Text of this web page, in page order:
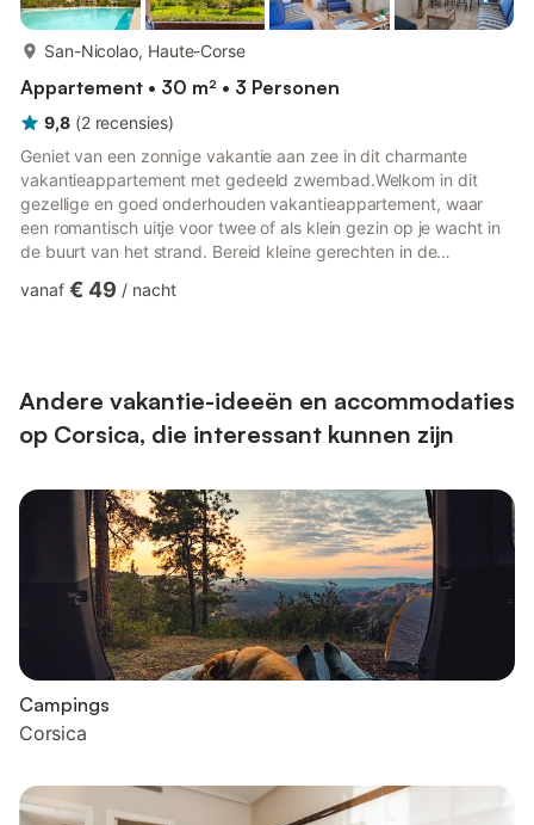
San-Nicolao, Haute-Corse
Appartement • 30 m² • 3 Personen
9,8 (2 recensies)
Geniet van een zonnige vakantie aan zee in dit charmante
vakantieappartement met gedeeld zwembad.Welkom in dit
gezellige en goed onderhouden vakantieappartement, waar
een romantisch uitje voor twee of als klein gezin op je wacht in
de buurt van het strand. Bereid kleine gerechten in de
eethoek en ontspan op de bank met een goed boek na een
kunt ve...
vanaf € 49 / nacht
Andere vakantie-ideeën en accommodaties
op Corsica, die interessant kunnen zijn
Campings
Corsica